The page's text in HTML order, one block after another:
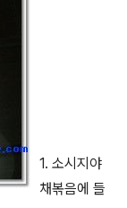
1. 소시지야
채볶음에 들